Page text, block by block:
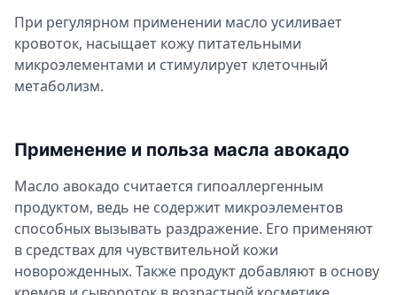
При регулярном применении масло усиливает
кровоток, насыщает кожу питательными
микроэлементами и стимулирует клеточный
метаболизм.
Применение и польза масла авокадо
Масло авокадо считается гипоаллергенным
продуктом, ведь не содержит микроэлементов
способных вызывать раздражение. Его применяют
в средствах для чувствительной кожи
новорожденных. Также продукт добавляют в основу